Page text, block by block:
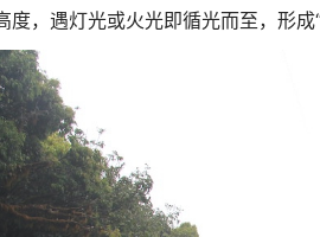
度，遇灯光或火光即循光而至，形成